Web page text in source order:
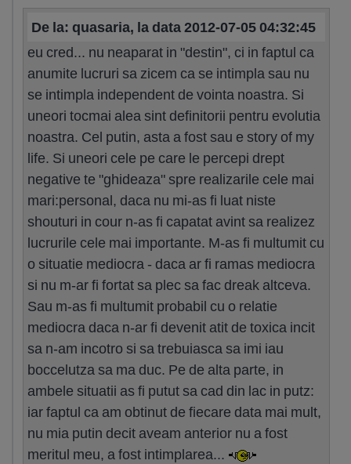
De la: quasaria, la data 2012-07-05 04:32:45
eu cred... nu neaparat in "destin", ci in faptul ca
anumite lucruri sa zicem ca se intimpla sau nu
se intimpla independent de vointa noastra. Si
uneori tocmai alea sint definitorii pentru evolutia
noastra. Cel putin, asta a fost sau e story of my
life. Si uneori cele pe care le percepi drept
negative te "ghideaza" spre realizarile cele mai
mari:personal, daca nu mi-as fi luat niste
shouturi in cour n-as fi capatat avint sa realizez
lucrurile cele mai importante. M-as fi multumit cu
o situatie mediocra - daca ar fi ramas mediocra
si nu m-ar fi fortat sa plec sa fac dreak altceva.
Sau m-as fi multumit probabil cu o relatie
mediocra daca n-ar fi devenit atit de toxica incit
sa n-am incotro si sa trebuiasca sa imi iau
boccelutza sa ma duc. Pe de alta parte, in
ambele situatii as fi putut sa cad din lac in putz:
iar faptul ca am obtinut de fiecare data mai mult,
nu mia putin decit aveam anterior nu a fost
meritul meu, a fost intimplarea...